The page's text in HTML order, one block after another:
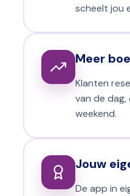
scheelt jou
Meer
Klanten
van de
weekend.
Jouw
De app in